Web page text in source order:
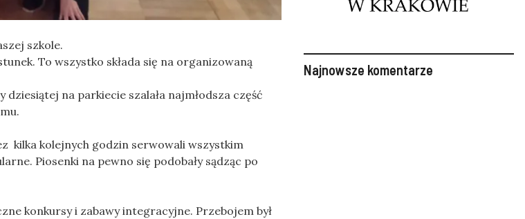
szkole.
To wszystko składa się na organizowaną
na parkiecie szalała najmłodsza część
kilka kolejnych godzin serwowali wszystkim
Piosenki na pewno się podobały sądząc po
konkursy i zabawy integracyjne. Przebojem był
Najnowsze komentarze